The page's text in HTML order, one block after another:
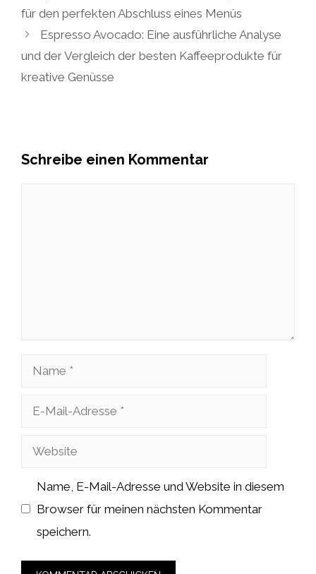
für den perfekten Abschluss eines Menüs
Espresso Avocado: Eine ausführliche Analyse
und der Vergleich der besten Kaffeeprodukte für
kreative Genüsse
Schreibe einen Kommentar
Name
Adresse
Website
Name, E-Mail-Adresse und Website in diesem
Browser für meinen nächsten Kommentar
speichern.